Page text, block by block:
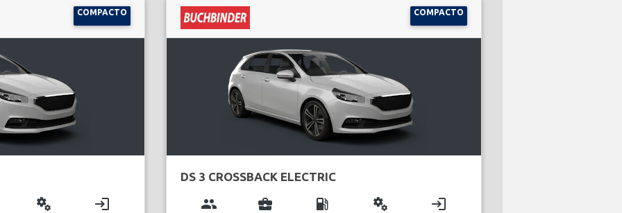
COMPACTO
miscellaneous_services login
COMPACTO
DS 3 CROSSBACK ELECTRIC
group business_center local_gas_station miscellaneous_services login